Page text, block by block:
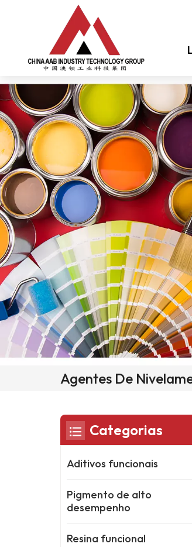
Agentes De
Categorias
Aditivos funcionais
Pigmento de alto
desempenho
Resina funcional